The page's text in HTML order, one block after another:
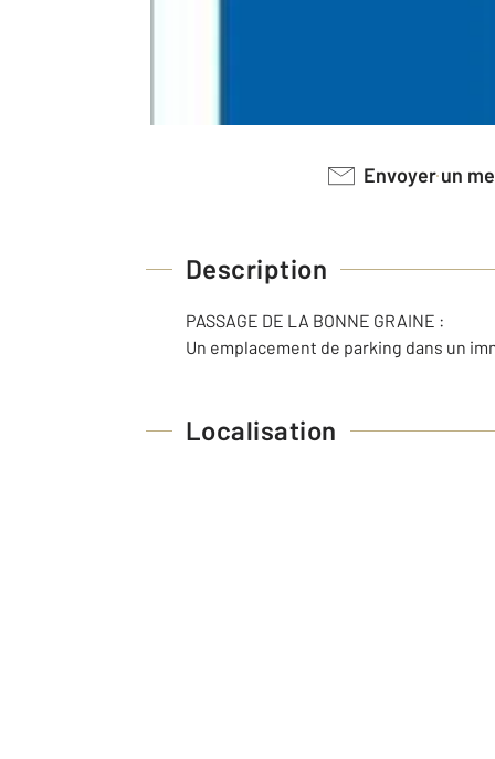
Envoyer un
Description
PASSAGE DE LA BONNE GRAINE :
Un emplacement de parking dans un
Localisation